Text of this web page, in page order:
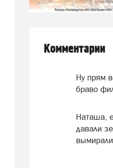
Комментарии
Ну прям
браво
Наташа,
давали